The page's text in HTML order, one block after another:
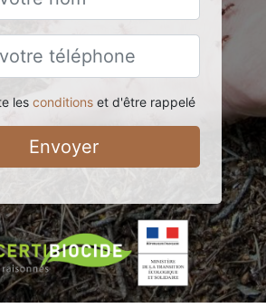
les conditionset d'être rappelé
Envoyer